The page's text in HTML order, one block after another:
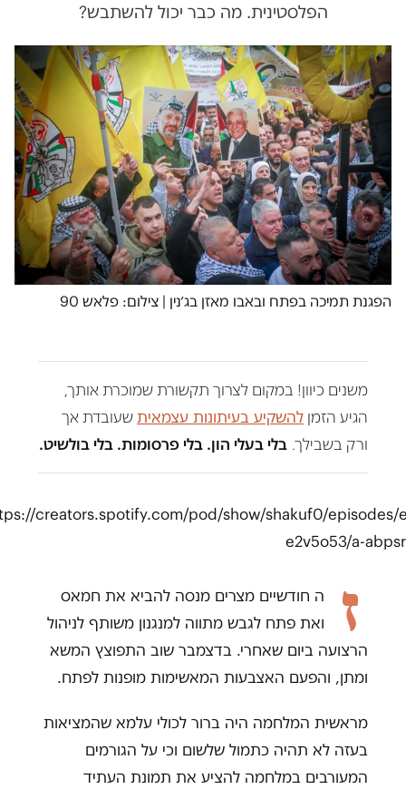
הפלסטינית. מה כבר יכול להשתבש?
הפגנת תמיכה בפתח ובאבו מאזן בג׳נין | צילום: פלאש 90
משנים כיוון! במקום לצרוך תקשורת שמוכרת אותך,
הגיע הזמן להשקיע בעיתונות עצמאיתשעובדת אך
ורק בשבילך. בלי בעלי הון. בלי פרסומות. בלי בולשיט.
creators.spotify.com/pod/show/shakuf0/episodes/
e2v5o53/a-
ז
ה חודשיים מצרים מנסה להביא את חמאס
ואת פתח לגבש מתווה למנגנון משותף לניהול
הרצועה ביום שאחרי. בדצמבר שוב התפוצץ המשא
ומתן, והפעם האצבעות המאשימות מופנות לפתח.
מראשית המלחמה היה ברור לכולי עלמא שהמציאות
בעזה לא תהיה כתמול שלשום וכי על הגורמים
המעורבים במלחמה להציע את תמונת העתיד